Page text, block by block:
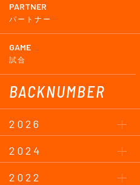
PARTNER
パートナー
GAME
試合
BACKNUMBER
2026
2024
2022